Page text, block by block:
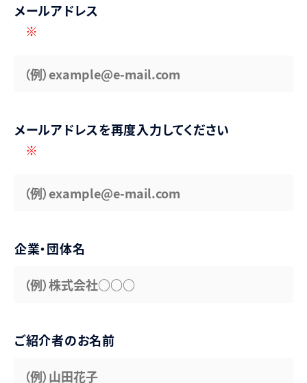
メールアドレス
※
メールアドレスを再度入力してください
※
企業・団体名
ご紹介者のお名前